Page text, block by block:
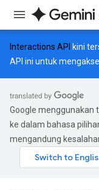
Interactions API kini
API ini untuk
Google menggunakan
ke dalam bahasa
mengandung